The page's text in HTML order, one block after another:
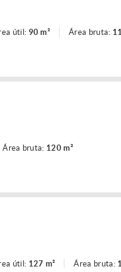
útil: 90 m² Área bruta:
Área bruta: 120 m²
útil: 127 m² Área bruta: